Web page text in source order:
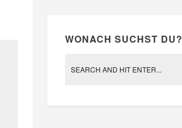
WONACH SUCHST DU?